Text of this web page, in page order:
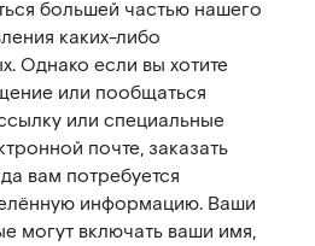
большей частью нашего
каких-либо
Однако если вы хотите
или пообщаться
или специальные
почте, заказать
вам потребуется
информацию. Ваши
могут включать ваши имя,